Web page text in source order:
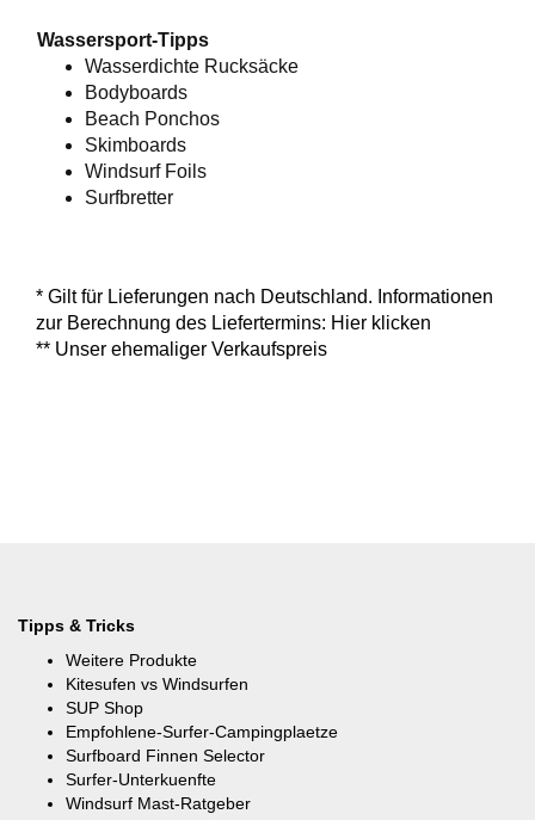
Wassersport-Tipps
Wasserdichte Rucksäcke
Bodyboards
Beach Ponchos
Skimboards
Windsurf Foils
Surfbretter
* Gilt für Lieferungen nach Deutschland. Informationen
zur Berechnung des Liefertermins: Hier klicken
** Unser ehemaliger Verkaufspreis
Tipps & Tricks
Weitere Produkte
Kitesufen vs Windsurfen
SUP Shop
Empfohlene-Surfer-Campingplaetze
Surfboard Finnen Selector
Surfer-Unterkuenfte
Windsurf Mast-Ratgeber